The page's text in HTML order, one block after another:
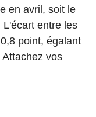
en avril, soit le
entre les
point, égalant
vos